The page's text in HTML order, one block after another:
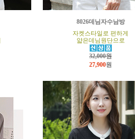
8026데님자수남방
자켓스타일로 편하게
얇은데님원단으로
32,000원
27,900원